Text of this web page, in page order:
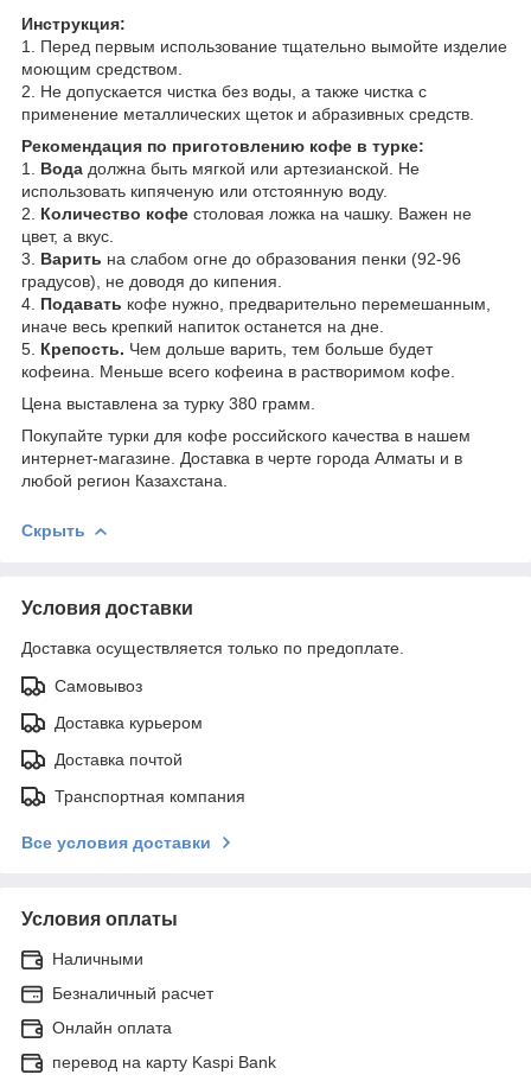
Инструкция:
1. Перед первым использование тщательно вымойте изделие
моющим средством.
2. Не допускается чистка без воды, а также чистка с
применение металлических щеток и абразивных средств.
Рекомендация по приготовлению кофе в турке:
1. Вода должна быть мягкой или артезианской. Не
использовать кипяченую или отстоянную воду.
2.
Количество кофе столовая ложка на чашку. Важен не
цвет, а вкус.
3. Варить на слабом огне до образования пенки (92-96
градусов), не доводя до кипения.
4. Подавать кофе нужно, предварительно перемешанным,
иначе весь крепкий напиток останется на дне.
5. Крепость. Чем дольше варить, тем больше будет
кофеина. Меньше всего кофеина в растворимом кофе.
Цена выставлена за турку 380 грамм.
Покупайте турки для кофе российского качества в нашем
интернет-магазине. Доставка в черте города Алматы и в
любой регион Казахстана.
Скрыть
Условия доставки
Доставка осуществляется только по предоплате.
Самовывоз
Доставка курьером
Доставка почтой
Транспортная компания
Все условия доставки
Условия оплаты
Наличными
Безналичный расчет
Онлайн оплата
перевод на карту Kaspi Bank